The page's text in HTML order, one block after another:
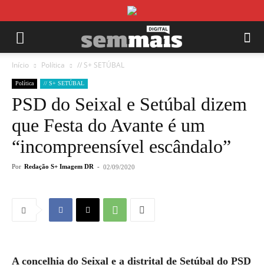
Início Política // S+ SETÚBAL
Política // S+ SETÚBAL
PSD do Seixal e Setúbal dizem
que Festa do Avante é um
“incompreensível escândalo”
Por Redação S+ Imagem DR - 02/09/2020
A concelhia do Seixal e a distrital de Setúbal do PSD